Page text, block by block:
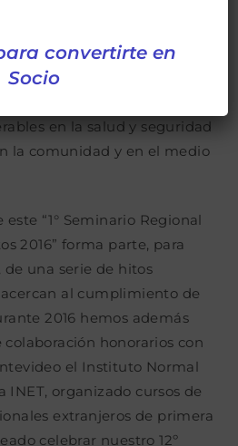
lograr su
razonable, y hacer posible
en la salud y seguridad
la comunidad y en el medio
“1° Seminario Regional
2016” forma parte, para
una serie de hitos
al cumplimiento de
2016 hemos además
honorarios con
el Instituto Normal
INET, organizado cursos de
extranjeros de primera
celebrar nuestro 12º
convertirte en
Socio